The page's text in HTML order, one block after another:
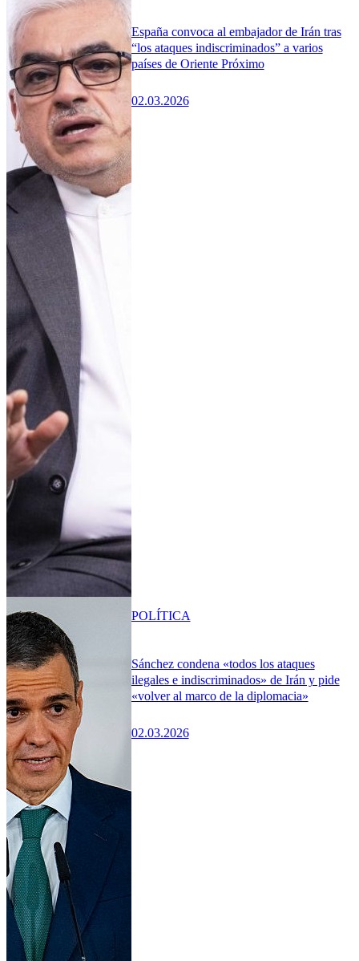
España convoca al embajador de Irán tras
“los ataques indiscriminados” a varios
países de Oriente Próximo
02.03.2026
Sánchez condena «todos los ataques
ilegales e indiscriminados» de Irán y pide
«volver al marco de la diplomacia»
02.03.2026
POLÍTICA